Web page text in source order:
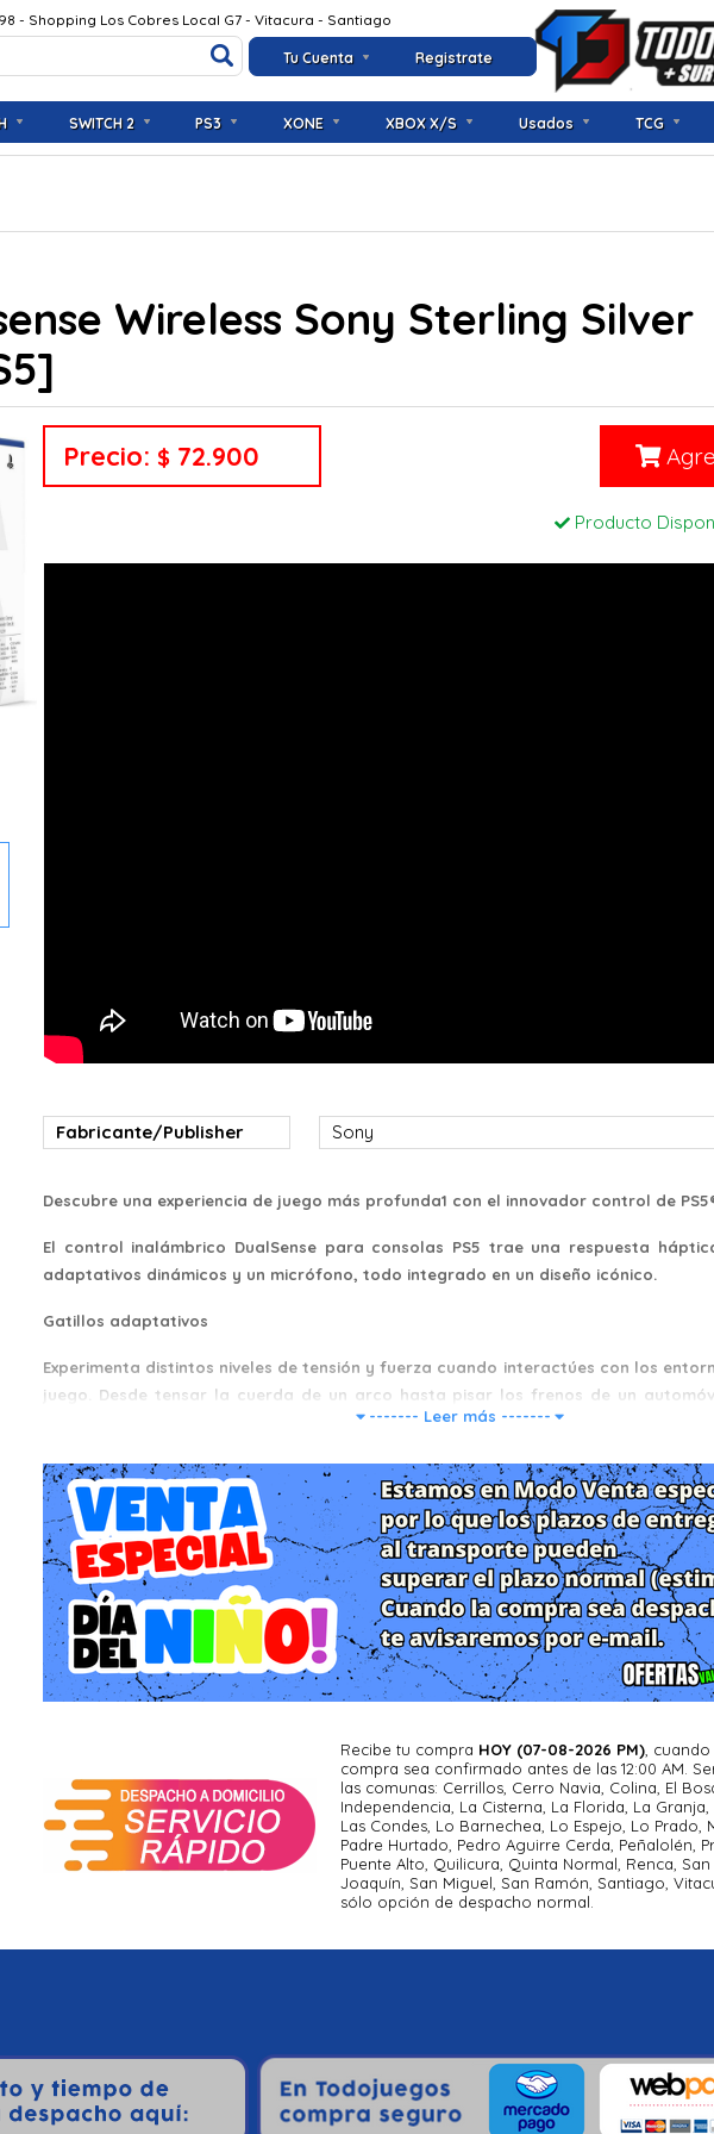
Tu Cuenta Registrate
- Shopping Los Cobres Local G7 - Vitacura - Santiago
SWITCH 2 PS3 XONE XBOX X/S Usados TCG
Wireless Sony Sterling Silver
Precio: $ 72.900
Producto
Fabricante/Publisher Sony
Descubre una experiencia de juego más profunda1 con el innovador control de
El control inalámbrico DualSense para consolas PS5 trae una respuesta
adaptativos dinámicos y un micrófono, todo integrado en un diseño icónico.
Gatillos adaptativos
Experimenta distintos niveles de tensión y fuerza cuando interactúes con los
juego. Desde tensar la cuerda de un arco hasta pisar los frenos de un
¡todas tus acciones se verán reflejadas en la pantalla!
Respuesta háptica
Siente la respuesta física a tus acciones en el juego con los accionadores dobles
tradicionales motores de vibración. En tus manos, estas vibraciones
sensación de todo, desde los entornos hasta el retroceso de diferentes armas.
------- Leer más -------
Recibe tu compra HOY (07-08-2026 PM) ,
compra sea confirmado antes de las 12:00 AM.
las comunas: Cerrillos, Cerro Navia, Colina, El
Independencia, La Cisterna, La Florida, La Granja,
Las Condes, Lo Barnechea, Lo Espejo, Lo Prado,
Padre Hurtado, Pedro Aguirre Cerda, Peñalolén,
Puente Alto, Quilicura, Quinta Normal, Renca,
Joaquín, San Miguel, San Ramón, Santiago,
sólo opción de despacho normal.